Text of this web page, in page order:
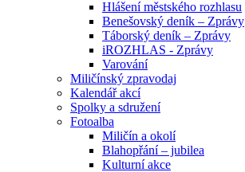
Hlášení městského rozhlasu
Benešovský deník – Zprávy
Táborský deník – Zprávy
iROZHLAS - Zprávy
Varování
Miličínský zpravodaj
Kalendář akcí
Spolky a sdružení
Fotoalba
Miličín a okolí
Blahopřání – jubilea
Kulturní akce